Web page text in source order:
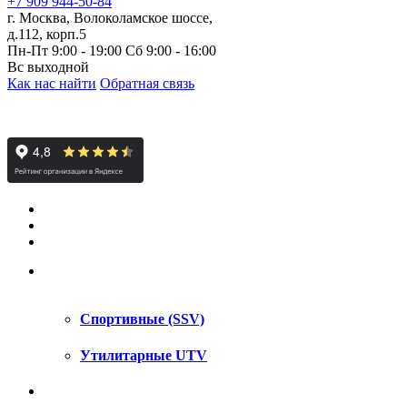
г. Москва, Волоколамское шоссе,
д.112, корп.5
Пн-Пт 9:00 - 19:00 Сб 9:00 - 16:00
Вс выходной
Как нас найти Обратная связь
Спортивные (SSV)
Утилитарные UTV